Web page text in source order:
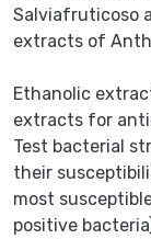
Salviafruticoso
extracts of
Ethanolic
extracts for
Test bacterial
their
most
positive